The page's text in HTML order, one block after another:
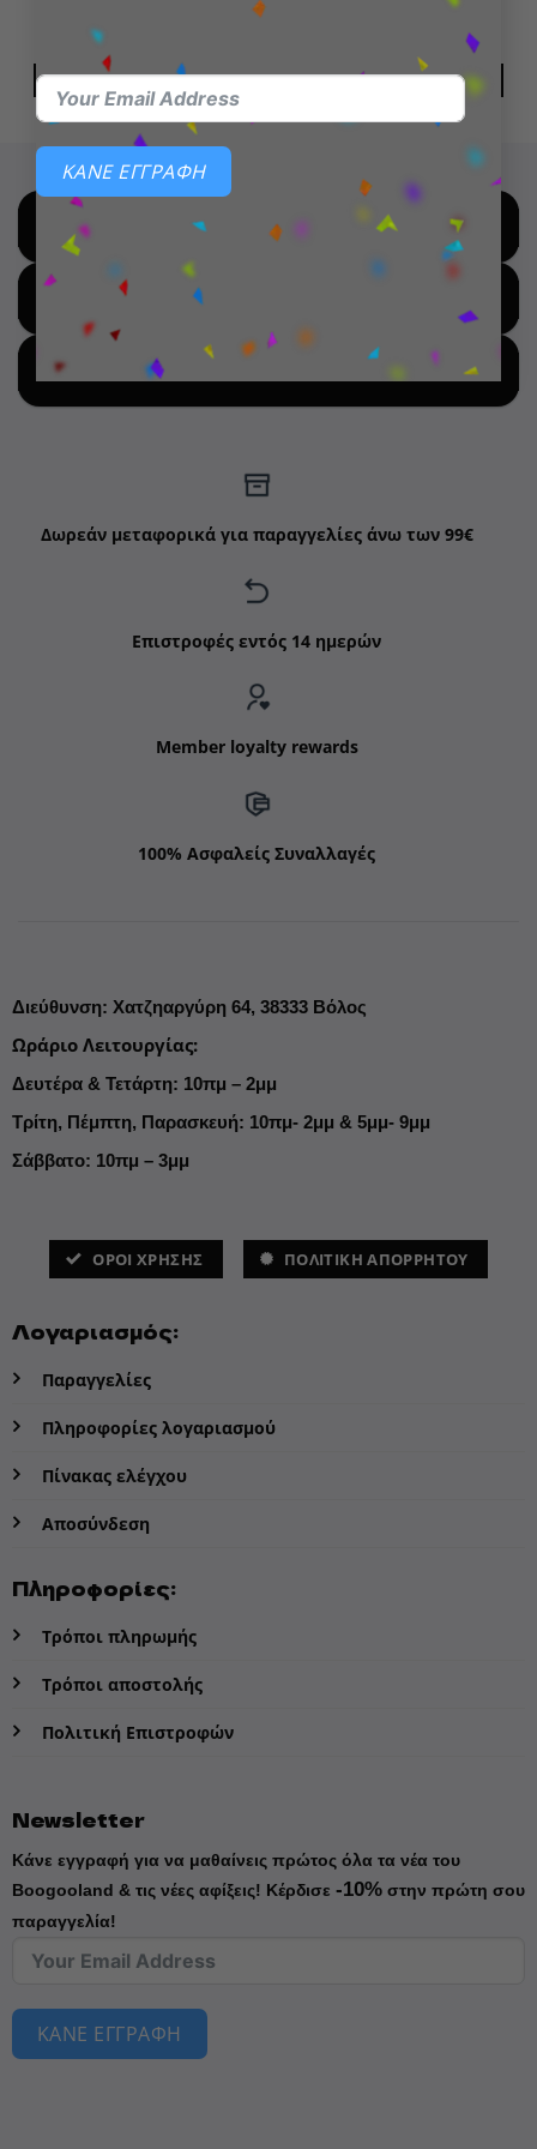
ΚΑΝΕ ΕΓΓΡΑΦΗ
ΔΙΑΒΆΣΤΕ ΠΕΡΙΣΣΌΤΕΡΑ ΔΙΑΒΆΣΤΕ ΠΕΡΙΣΣΌΤΕΡΑ
SHOP BY BRANDS
SHOP FOR HOT DEALS
Δωρεάν μεταφορικά για παραγγελίες άνω των 99€
Επιστροφές εντός 14 ημερών
Member loyalty rewards
100% Ασφαλείς Συναλλαγές
Διεύθυνση: Χατζηαργύρη 64, 38333 Βόλος
Ωράριο Λειτουργίας:
Δευτέρα & Τετάρτη: 10πμ – 2μμ
Τρίτη, Πέμπτη, Παρασκευή: 10πμ- 2μμ & 5μμ- 9μμ
Σάββατο: 10πμ – 3μμ
ΌΡΟΙ ΧΡΗΣΗΣ ΠΟΛΙΤΙΚΗ ΑΠΟΡΡΗΤΟΥ
Λογαριασμός:
Παραγγελίες
Πληροφορίες λογαριασμού
Πίνακας ελέγχου
Αποσύνδεση
Πληροφορίες:
Τρόποι πληρωμής
Τρόποι αποστολής
Πολιτική Επιστροφών
Newsletter
Κάνε εγγραφή για να μαθαίνεις πρώτος όλα τα νέα του
Boogooland & τις νέες αφίξεις! Κέρδισε -10%στην πρώτη σου
παραγγελία!
ΚΑΝΕ ΕΓΓΡΑΦΗ